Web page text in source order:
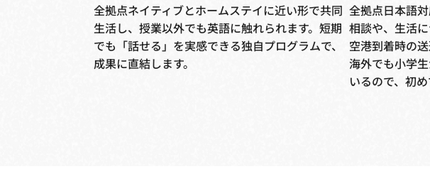
全拠点ネイティブとホームステイに近い形で共同
生活し、授業以外でも英語に触れられます。短期
でも「話せる」を実感できる独自プログラムで、
成果に直結します。
全拠点日本語
相談や、生活
空港到着時の
海外でも小学
いるので、初